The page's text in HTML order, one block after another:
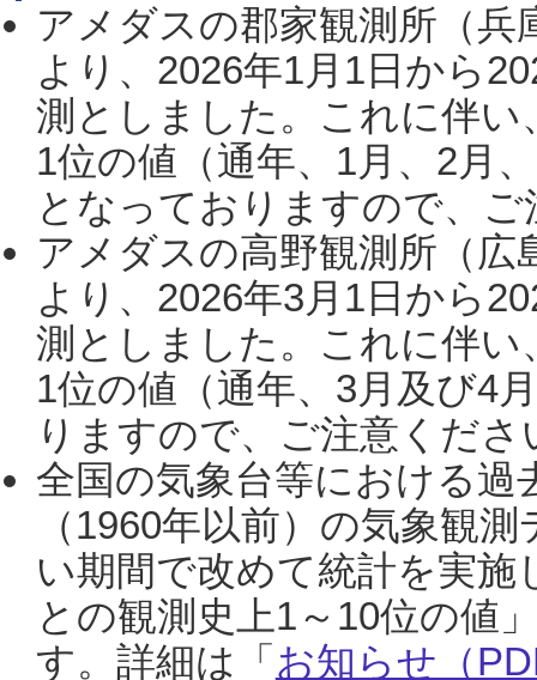
アメダスの郡家観測所（
より、2026年1月1日から
測としました。これに伴い
1位の値（通年、1月、2月
となっておりますので、
アメダスの高野観測所（
より、2026年3月1日から
測としました。これに伴い
1位の値（通年、3月及び4
りますので、ご注意くだ
全国の気象台等における過
（1960年以前）の気象観
い期間で改めて統計を実
との観測史上1～10位の値
す。詳細は「 お知らせ（